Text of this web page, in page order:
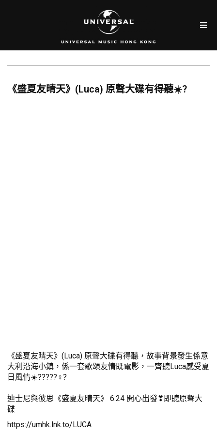
《盛夏友晴天》(Luca) 原聲大碟有得聽☀️?
《盛夏友晴天》(Luca) 原聲大碟有得聽，故事背景發生係意
大利沿海小鎮，係一套歌頌友情既電影，一齊聽Luca感受夏
日風情☀️?????‍♀️?
迪士尼與彼思《盛夏友晴天》 6.24 開心出發❣即聽原聲大
碟
https://umhk.lnk.to/LUCA